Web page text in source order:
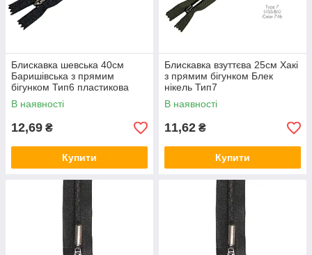
Блискавка шевська 40см
Баришівська з прямим
бігунком Тип6 пластикова
взуттєва
В наявності
12,69 ₴
Купити
Блискавка взуттєва 25см Хакі
з прямим бігунком Блек
нікель Тип7
В наявності
11,62 ₴
Купити